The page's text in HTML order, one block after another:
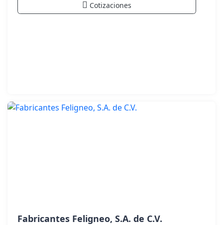
Cotizaciones
Fabricantes Feligneo, S.A. de C.V.